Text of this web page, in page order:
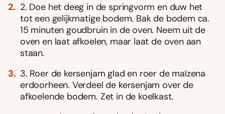
2. Doe het deeg in de springvorm en duw het
tot een gelijkmatige bodem. Bak de bodem ca.
15 minuten goudbruin in de oven. Neem uit de
oven en laat afkoelen, maar laat de oven aan
staan.
3. Roer de kersenjam glad en roer de maïzena
erdoorheen. Verdeel de kersenjam over de
afkoelende bodem. Zet in de koelkast.